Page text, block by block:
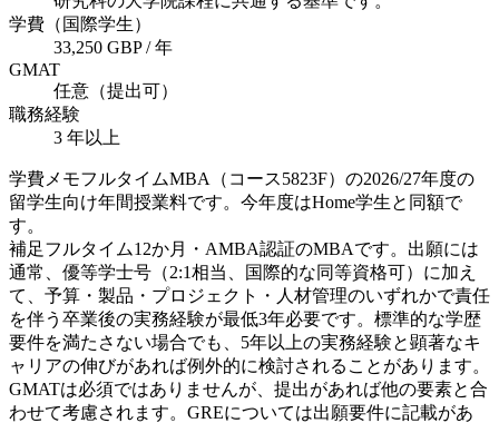
学費（国際学生）
33,250 GBP / 年
GMAT
任意（提出可）
職務経験
3 年以上
学費メモフルタイムMBA（コース5823F）の2026/27年度の
留学生向け年間授業料です。今年度はHome学生と同額で
す。
補足フルタイム12か月・AMBA認証のMBAです。出願には
通常、優等学士号（2:1相当、国際的な同等資格可）に加え
て、予算・製品・プロジェクト・人材管理のいずれかで責任
を伴う卒業後の実務経験が最低3年必要です。標準的な学歴
要件を満たさない場合でも、5年以上の実務経験と顕著なキ
ャリアの伸びがあれば例外的に検討されることがあります。
GMATは必須ではありませんが、提出があれば他の要素と合
わせて考慮されます。GREについては出願要件に記載があ